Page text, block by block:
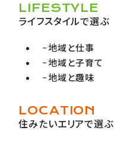
LIFESTYLE
ライフスタイルで選ぶ
地域と仕事
地域と子育て
地域と趣味
LOCATION
住みたいエリアで選ぶ